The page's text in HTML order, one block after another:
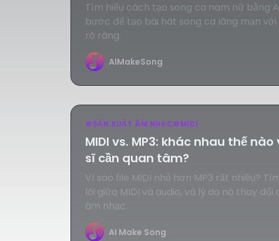
Tìm hiểu cách tạo song ca nam nữ bằng
bước để tạo bài hát song ca lãng mạn
rõ ràng.
AIMakeSong
#SẢN XUẤT ÂM NHẠC#MIDI
MIDI vs. MP3: khác nhau thế
sĩ cần quan tâm?
Vì sao file MIDI nhỏ hơn MP3 rất nhiều?
lõi giữa MIDI và audio, và lý do nó thay đổi
âm nhạc.
AI Make Song